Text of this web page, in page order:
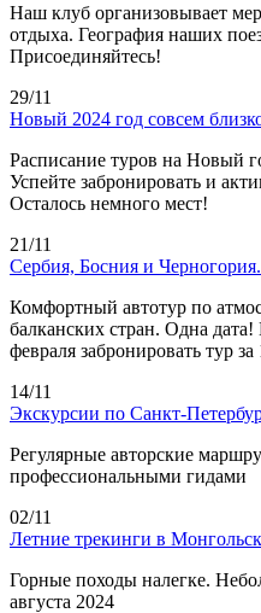
Наш клуб организовывает
отдыха. География наших
Присоединяйтесь!
29/11
Новый 2024 год совсем
Расписание туров на Новый
Успейте забронировать и
Осталось немного мест!
21/11
Сербия, Босния и
Комфортный автотур по
балканских стран. Одна
февраля забронировать тур за
14/11
Экскурсии по Санкт-
Регулярные авторские
профессиональными гидами
02/11
Летние трекинги в
Горные походы налегке.
августа 2024